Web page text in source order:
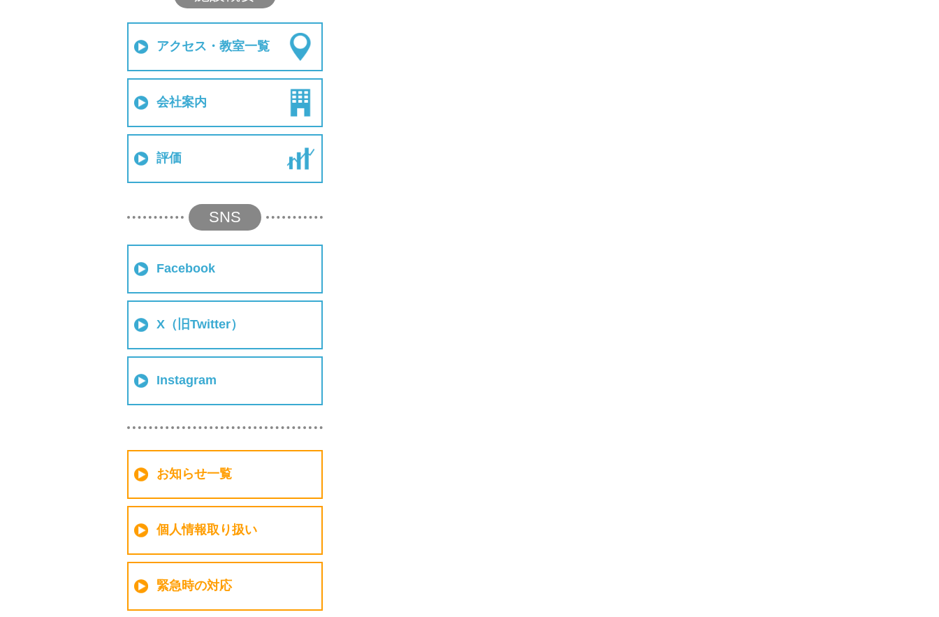
アクセス・教室一覧
会社案内
評価
SNS
Facebook
X（旧Twitter）
Instagram
お知らせ一覧
個人情報取り扱い
緊急時の対応